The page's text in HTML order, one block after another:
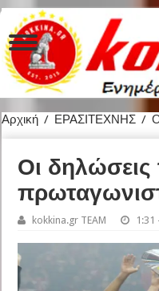
Αρχική / ΕΡΑΣΙΤΕΧΝΗΣ /
Οι δηλώσεις
kokkina.gr TEAM